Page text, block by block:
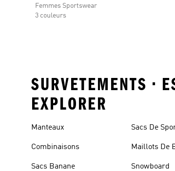
Femmes Sportswear
3 couleurs
SURVETEMENTS •
EXPLORER
Manteaux
Combinaisons
Sacs Banane
Sacs De
Maillots De
Snowboard